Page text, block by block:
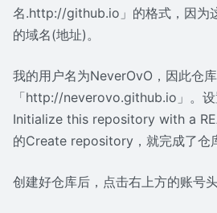
名.http://github.io」的格式，因为
的域名(地址)。
我的用户名为NeverOvO，因此仓
「http://neverovo.github.io」。
Initialize this repository with a
的Create repository，就完成了仓
创建好仓库后，点击右上方的账号